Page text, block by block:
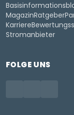
MagazinRatgeber
Karriere
Stromanbieter
FOLGE UNS